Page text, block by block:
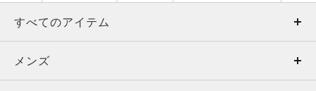
すべてのアイテム
メンズ
メンズ